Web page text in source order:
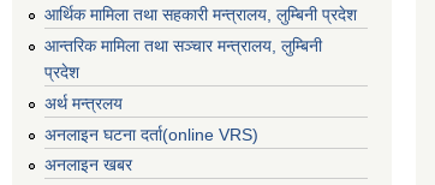
आर्थिक मामिला तथा सहकारी मन्त्रालय, लुम्बिनी प्रदेश
आन्तरिक मामिला तथा सञ्चार मन्त्रालय, लुम्बिनी
प्रदेश
अर्थ मन्त्रलय
अनलाइन घटना दर्ता(online VRS)
अनलाइन खबर